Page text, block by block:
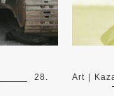
28.
Art